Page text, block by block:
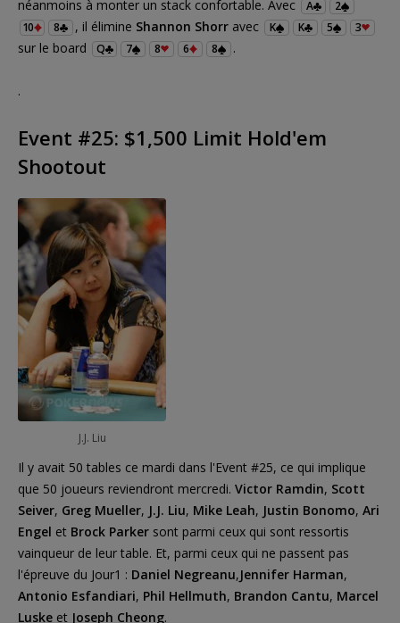
néanmoins à monter un stack confortable. Avec
A
2
10
8 , il élimine Shannon Shorr avec K K 5 3
sur le board Q 7 8 6 8 .
.
Event #25: $1,500 Limit Hold'em
Shootout
J.J. Liu
Il y avait 50 tables ce mardi dans l'Event #25, ce qui implique
que 50 joueurs reviendront mercredi. Victor Ramdin, Scott
Seiver, Greg Mueller, J.J. Liu, Mike Leah, Justin Bonomo, Ari
Engel et Brock Parker sont parmi ceux qui sont ressortis
vainqueur de leur table. Et, parmi ceux qui ne passent pas
l'épreuve du Jour1 : Daniel Negreanu,Jennifer Harman,
Antonio Esfandiari, Phil Hellmuth, Brandon Cantu, Marcel
Luske et Joseph Cheong.